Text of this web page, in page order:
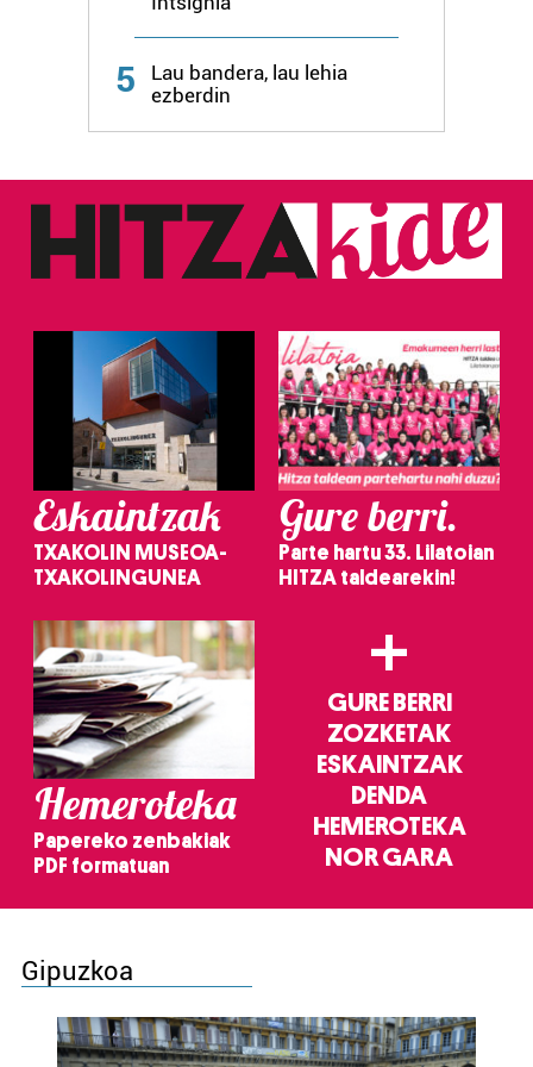
Webgune honek cookie propioak eta hirugarrenen cookie-
zerbitzuak hobetzeko asmoz, cookie teknologiaz
baliatzen gara. Ohar hau onartuz gero, teknologia hori
erabiltzeko baimen esplizitua ematen diguzu.Gehiago
5
Lau bandera, lau lehia
ezberdin
Eskaintzak
TXAKOLIN MUSEOA-
TXAKOLINGUNEA
Gure berri.
Parte hartu 33. Lilatoian
HITZA taldearekin!
Hemeroteka
Papereko zenbakiak
PDF formatuan
+
GURE BERRI
ZOZKETAK
ESKAINTZAK
DENDA
HEMEROTEKA
NOR GARA
Gipuzkoa